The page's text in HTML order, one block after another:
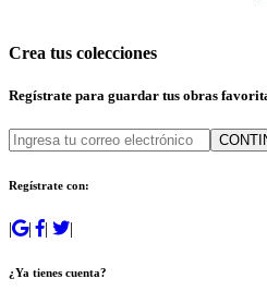
Crea tus colecciones
Regístrate para guardar tus obras
Regístrate con:
| | | |
¿Ya tienes cuenta?